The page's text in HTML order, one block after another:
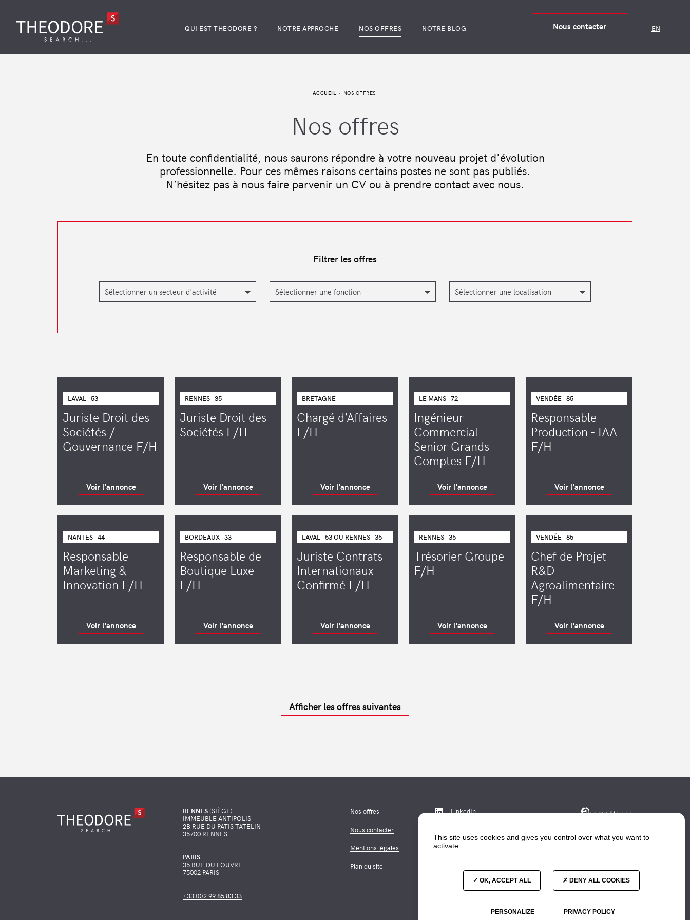
QUI EST THEODORE ? NOTRE APPROCHE NOS OFFRES NOTRE BLOG Nous contacter EN
ACCUEIL NOS OFFRES
Nos offres
En toute confidentialité, nous saurons répondre à votre nouveau projet d'évolution
professionnelle. Pour ces mêmes raisons certains postes ne sont pas publiés.
N’hésitez pas à nous faire parvenir un CV ou à prendre contact avec nous.
Filtrer les offres
LAVAL - 53
Juriste Droit des
Sociétés /
Gouvernance F/H
Voir l'annonce
RENNES - 35
Juriste Droit des
Sociétés F/H
Voir l'annonce
BRETAGNE
Chargé d’Affaires
F/H
Voir l'annonce
LE MANS - 72
Ingénieur
Commercial
Senior Grands
Comptes F/H
Voir l'annonce
VENDÉE - 85
Responsable
Production - IAA
F/H
Voir l'annonce
NANTES - 44
Responsable
Marketing &
Innovation F/H
Voir l'annonce
BORDEAUX - 33
Responsable de
Boutique Luxe
F/H
Voir l'annonce
LAVAL - 53 OU RENNES - 35
Juriste Contrats
Internationaux
Confirmé F/H
Voir l'annonce
RENNES - 35
Trésorier Groupe
F/H
Voir l'annonce
VENDÉE - 85
Chef de Projet
R&D
Agroalimentaire
F/H
Voir l'annonce
Afficher les offres suivantes
RENNES(SIÈGE)
IMMEUBLE ANTIPOLIS
2B RUE DU PATIS TATELIN
35700 RENNES
PARIS
35 RUE DU LOUVRE
75002 PARIS
+33 (0)2 99 85 83 33
Nos offres
Nous contacter
Mentions légales
Plan du site
LinkedIn
This site uses cookies and gives you control over what you want to
activate
OK, ACCEPT ALL DENY ALL COOKIES
PERSONALIZE PRIVACY POLICY